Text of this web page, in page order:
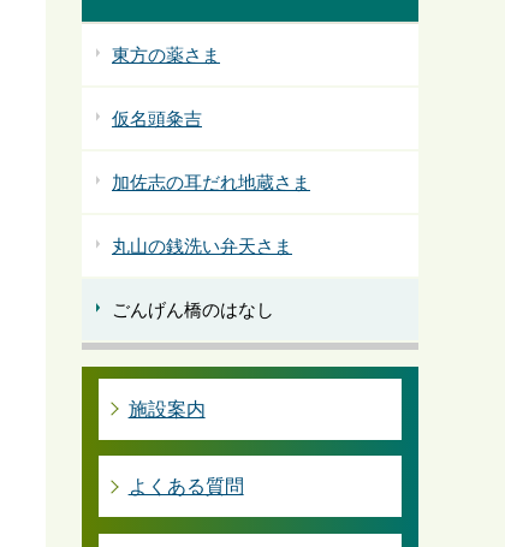
東方の薬さま
仮名頭粂吉
加佐志の耳だれ地蔵さま
丸山の銭洗い弁天さま
ごんげん橋のはなし
施設案内
よくある質問